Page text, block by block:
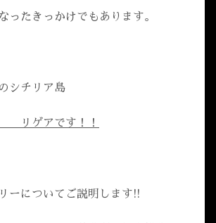
ったきっかけでもあります。
シチリア島
リゲアです！！
ーについてご説明します!!